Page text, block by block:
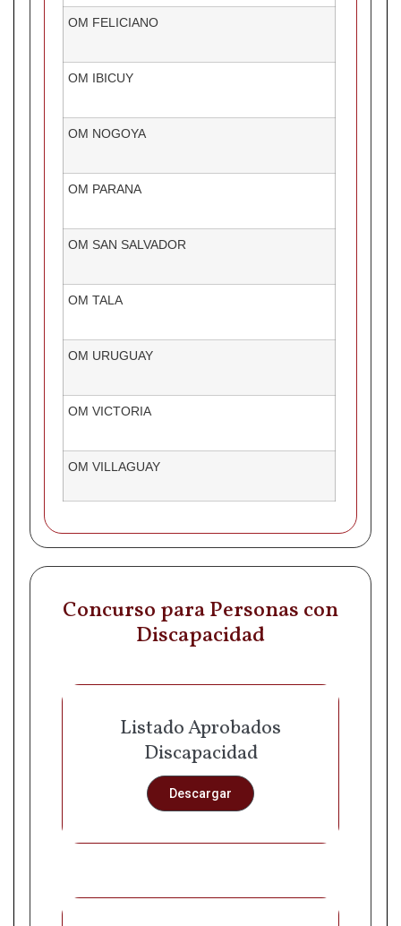
OM FELICIANO
OM IBICUY
OM NOGOYA
OM PARANA
OM SAN SALVADOR
OM TALA
OM URUGUAY
OM VICTORIA
OM VILLAGUAY
Concurso para Personas con
Discapacidad
Listado Aprobados
Discapacidad
Descargar